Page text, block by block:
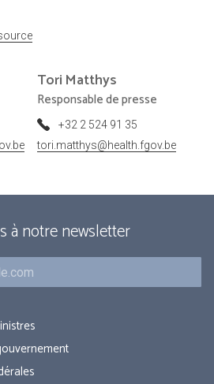
Tori Matthys
Responsable de presse
+32 2 524 91 35
tori.matthys@health.fgov.be
à notre newsletter